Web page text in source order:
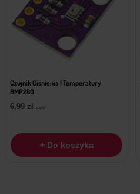
Czujnik Ciśnienia I Temperatury
BMP280
6,99 zł z VAT
+ Do koszyka